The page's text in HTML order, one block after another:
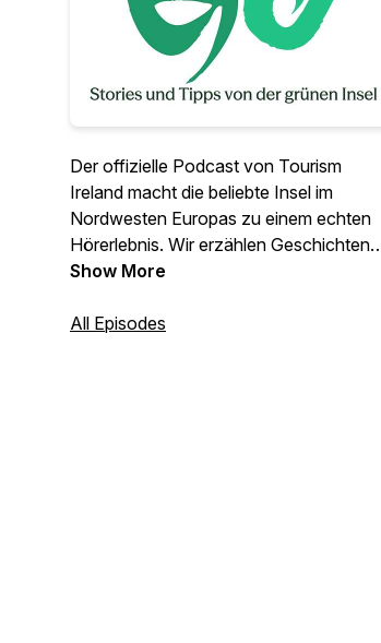
Der offizielle Podcast von Tourism
Ireland macht die beliebte Insel im
Nordwesten Europas zu einem echten
Hörerlebnis. Wir erzählen Geschichten
aus der Republik Irland sowie Nordirland
für einen Urlaub auf der grünen Insel.
Show More
All Episodes